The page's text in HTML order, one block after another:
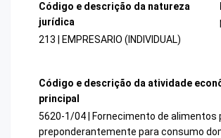
Código e descrição da natureza
jurídica
213 | EMPRESARIO (INDIVIDUAL)
Código e descrição da atividade
principal
5620-1/04 | Fornecimento de alimentos
preponderantemente para consumo